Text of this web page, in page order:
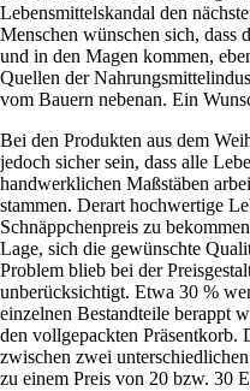
Lebensmittelskandal den
Menschen wünschen sich, dass
und in den Magen kommen,
Quellen der
vom Bauern nebenan. Ein
Bei den Produkten aus dem
jedoch sicher sein, dass alle
handwerklichen Maßstäben
stammen. Derart hochwertige
Schnäppchenpreis zu
Lage, sich die gewünschte
Problem blieb bei der
unberücksichtigt. Etwa 30 %
einzelnen Bestandteile berappt
den vollgepackten Präsentkorb.
zwischen zwei
zu einem Preis von 20 bzw. 30